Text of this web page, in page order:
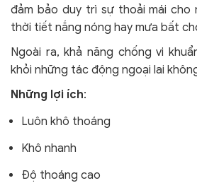
đảm bảo duy trì sự thoải mái cho
thời tiết nắng nóng hay mưa bất
Ngoài ra, khả năng chống vi
khỏi những tác động ngoại lai
Những lợi ích:
Luôn khô thoáng
Khô nhanh
Độ thoáng cao